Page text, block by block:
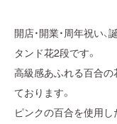
開店・開業・周年祝い
タンド花2段です。
高級感あふれる百合
ております。
ピンクの百合を使用し